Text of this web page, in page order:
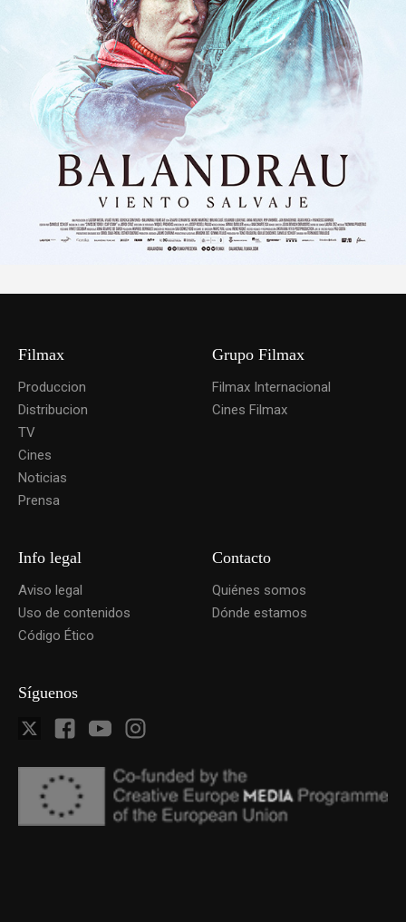
Filmax
Produccion
Distribucion
TV
Cines
Noticias
Prensa
Grupo Filmax
Filmax Internacional
Cines Filmax
Info legal
Aviso legal
Uso de contenidos
Código Ético
Contacto
Quiénes somos
Dónde estamos
Síguenos